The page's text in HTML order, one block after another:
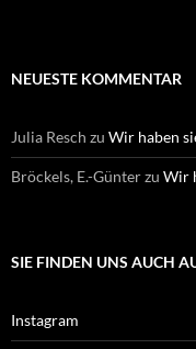
NEUESTE KOMMENTAR
Julia Resch zu Wir haben
Bröckels, E.-Günterzu Wir
SIE FINDEN UNS AUCH
Instagram